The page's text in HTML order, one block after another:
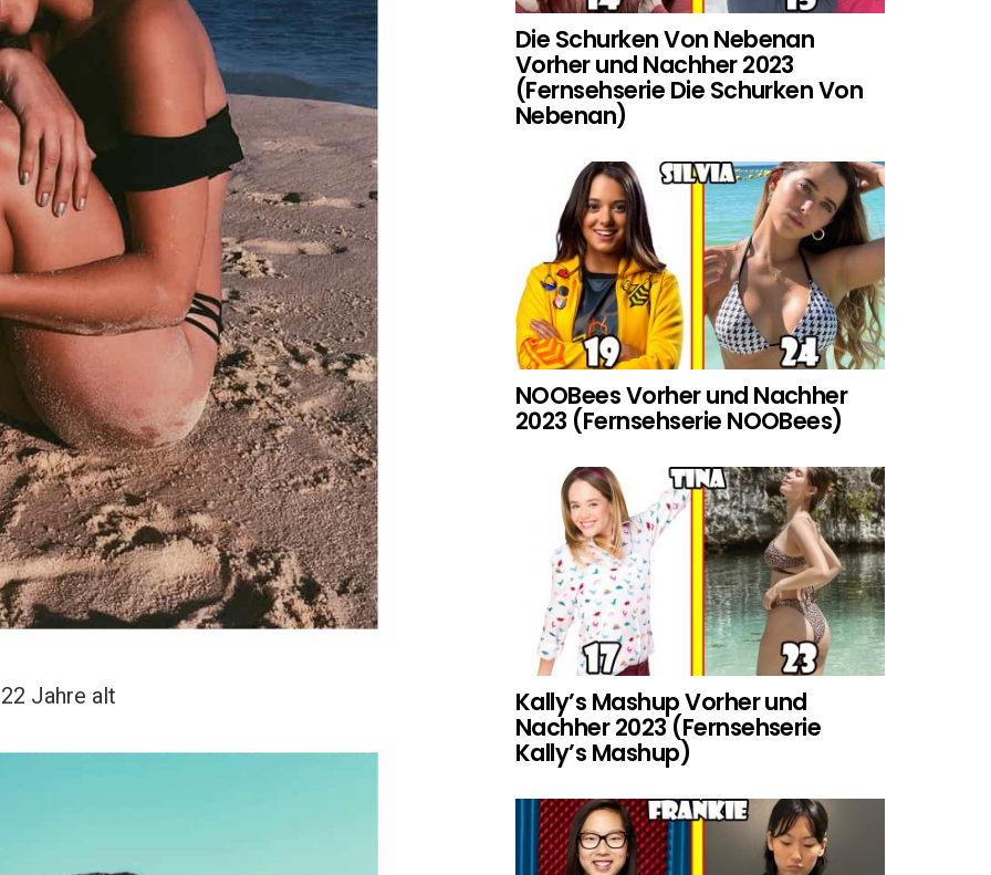
22 Jahre alt
Die Schurken Von Nebenan
Vorher und Nachher 2023
(Fernsehserie Die Schurken Von
Nebenan)
NOOBees Vorher und Nachher
2023 (Fernsehserie NOOBees)
Kally’s Mashup Vorher und
Nachher 2023 (Fernsehserie
Kally’s Mashup)